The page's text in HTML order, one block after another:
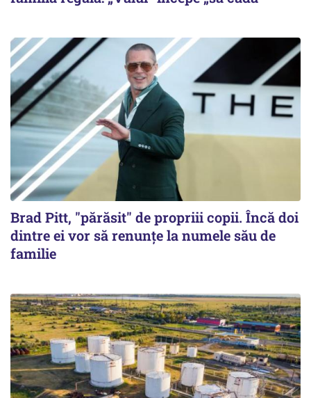
Brad Pitt, "părăsit" de propriii copii. Încă doi
dintre ei vor să renunțe la numele său de
familie